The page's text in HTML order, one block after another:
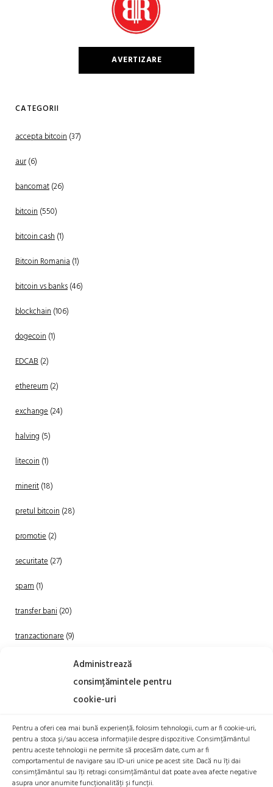
Administrează
consimțămintele pentru
cookie-uri
Pentru a oferi cea mai bună experiență, folosim tehnologii, cum ar fi cookie-uri,
pentru a stoca și/sau accesa informațiile despre dispozitive. Consimțământul
pentru aceste tehnologii ne permite să procesăm date, cum ar fi
comportamentul de navigare sau ID-uri unice pe acest site. Dacă nu îți dai
consimțământul sau îți retragi consimțământul dat poate avea afecte negative
asupra unor anumite funcționalități și funcții.
AVERTIZARE
CATEGORII
accepta bitcoin(37)
aur(6)
bancomat(26)
bitcoin(550)
bitcoin cash(1)
Bitcoin Romania(1)
bitcoin vs banks(46)
blockchain(106)
dogecoin(1)
EDCAB(2)
ethereum(2)
exchange(24)
halving (5)
litecoin(1)
minerit(18)
pretul bitcoin(28)
promotie(2)
securitate(27)
spam(1)
transfer bani(20)
tranzactionare(9)
(20)
TRANZACTIONEAZA